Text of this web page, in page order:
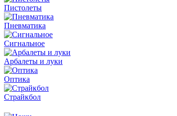
Пистолеты
Пневматика
Сигнальное
Арбалеты и луки
Оптика
Страйкбол